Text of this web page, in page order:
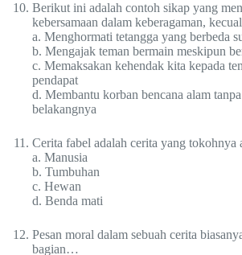
Berikut ini adalah contoh sikap yang
kebersamaan dalam keberagaman,
a. Menghormati tetangga yang berbeda
b. Mengajak teman bermain meskipun
c. Memaksakan kehendak kita kepada
pendapat
d. Membantu korban bencana alam
belakangnya
Cerita fabel adalah cerita yang
a. Manusia
b. Tumbuhan
c. Hewan
d. Benda mati
Pesan moral dalam sebuah cerita
bagian…